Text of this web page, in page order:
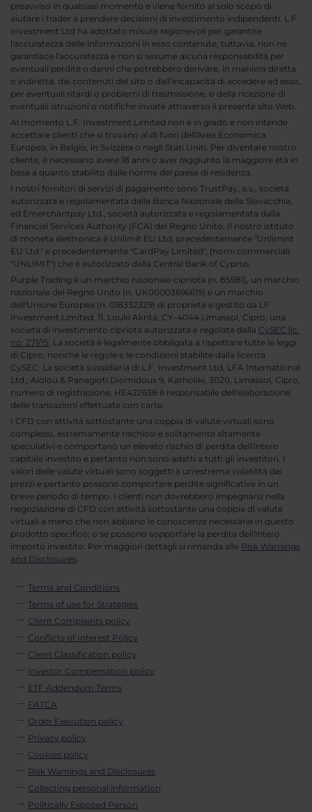
preavviso in qualsiasi momento e viene fornito al solo scopo di
aiutare i trader a prendere decisioni di investimento indipendenti. L.F.
Investment Ltd ha adottato misure ragionevoli per garantire
l'accuratezza delle informazioni in esso contenute, tuttavia, non ne
garantisce l'accuratezza e non si assume alcuna responsabilità per
eventuali perdite o danni che potrebbero derivare, in maniera diretta
o indiretta, dai contenuti del sito o dall’incapacità di accedere ad esso,
per eventuali ritardi o problemi di trasmissione, o della ricezione di
eventuali istruzioni o notifiche inviate attraverso il presente sito Web.
Al momento L.F. Investment Limited non è in grado e non intende
accettare clienti che si trovano al di fuori dell'Area Economica
Europea, in Belgio, in Svizzera o negli Stati Uniti. Per diventare nostro
cliente, è necessario avere 18 anni o aver raggiunto la maggiore età in
base a quanto stabilito dalle norme del paese di residenza.
I nostri fornitori di servizi di pagamento sono TrustPay, a.s., società
autorizzata e regolamentata dalla Banca Nazionale della Slovacchia,
ed Emerchantpay Ltd., società autorizzata e regolamentata dalla
Financial Services Authority (FCA) del Regno Unito. Il nostro istituto
di moneta elettronica è Unlimit EU Ltd, precedentemente "Unlimint
EU Ltd." e precedentemente "CardPay Limited", (nomi commerciali:
"UNLIMIT") che è autorizzato dalla Central Bank of Cyprus.
Purple Trading è un marchio nazionale cipriota (n. 85981), un marchio
nazionale del Regno Unito (n. UK00003696619) e un marchio
dell'Unione Europea (n. 018332329) di proprietà e gestito da LF
Investment Limited, 11, Louki Akrita, CY-4044 Limassol, Cipro, una
società di investimento cipriota autorizzata e regolata dalla CySEC lic.
no. 271/15. La società è legalmente obbligata a rispettare tutte le leggi
di Cipro, nonché le regole e le condizioni stabilite dalla licenza
CySEC. La società sussidiaria di L.F. Investment Ltd, LFA International
Ltd., Aiolou & Panagioti Diomidous 9, Katholiki, 3020, Limassol, Cipro,
numero di registrazione: HE422638 è responsabile dell'elaborazione
delle transazioni effettuate con carte.
I CFD con attività sottostante una coppia di valute virtuali sono
complessi, estremamente rischiosi e solitamente altamente
speculativi e comportano un elevato rischio di perdita dell'intero
capitale investito e pertanto non sono adatti a tutti gli investitori. I
valori delle valute virtuali sono soggetti a un'estrema volatilità dei
prezzi e pertanto possono comportare perdite significative in un
breve periodo di tempo. I clienti non dovrebbero impegnarsi nella
negoziazione di CFD con attività sottostante una coppia di valute
virtuali a meno che non abbiano le conoscenze necessarie in questo
prodotto specifico; o se possono sopportare la perdita dell'intero
importo investito. Per maggiori dettagli si rimanda alle Risk Warnings
and Disclosures.
Terms and Conditions
Terms of use for Strategies
Client Complaints policy
Conflicts of Interest Policy
Client Classification policy
Investor Compensation policy
ETF Addendum Terms
FATCA
Order Execution policy
Privacy policy
Cookies policy
Risk Warnings and Disclosures
Collecting personal information
Politically Exposed Person